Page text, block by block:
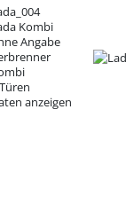
Kombi
Angabe
anzeigen